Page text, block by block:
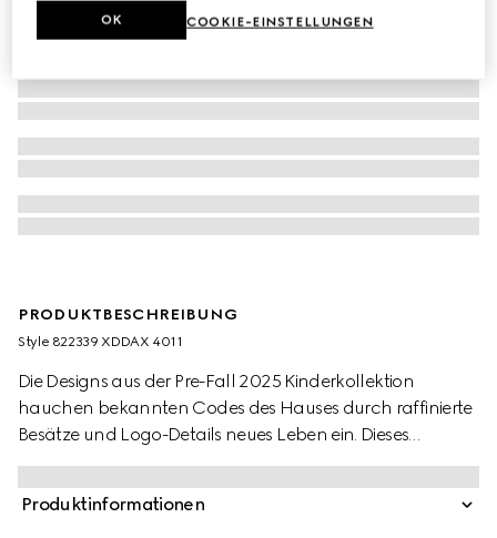
PRODUKTBESCHREIBUNG
Style ‎822339 XDDAX 4011
Die Designs aus der Pre-Fall 2025 Kinderkollektion
hauchen bekannten Codes des Hauses durch raffinierte
Besätze und Logo-Details neues Leben ein. Dieses
Kinderhemd aus Denim mit Waschung wird von einem
gelaserten Gucci Logo geziert.
Produktinformationen
COOKIE-EINSTELLUNGEN
OK